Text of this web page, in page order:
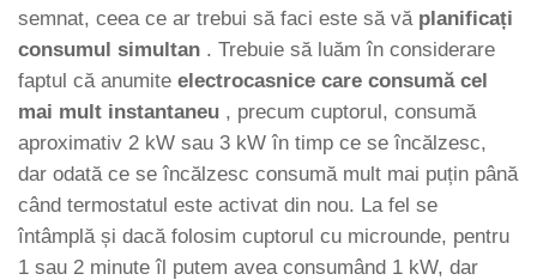
semnat, ceea ce ar trebui să faci este să vă planificați
consumul simultan . Trebuie să luăm în considerare
faptul că anumite electrocasnice care consumă cel
mai mult instantaneu , precum cuptorul, consumă
aproximativ 2 kW sau 3 kW în timp ce se încălzesc,
dar odată ce se încălzesc consumă mult mai puțin până
când termostatul este activat din nou. La fel se
întâmplă și dacă folosim cuptorul cu microunde, pentru
1 sau 2 minute îl putem avea consumând 1 kW, dar